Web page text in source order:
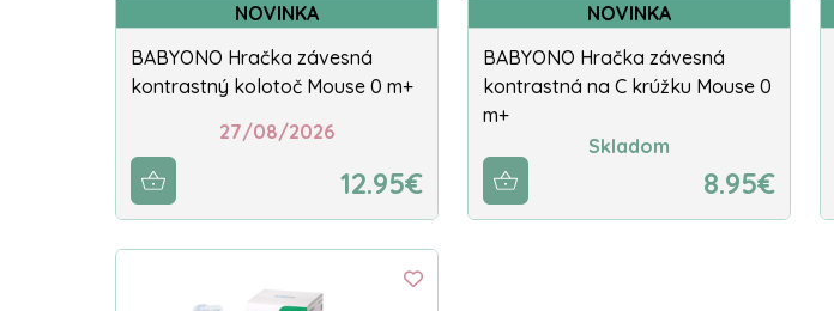
NOVINKA
BABYONO Hračka závesná
kontrastný kolotoč Mouse 0 m+
27/08/2026
12.95€
NOVINKA
BABYONO Hračka závesná
kontrastná na C krúžku Mouse 0
m+
Skladom
8.95€